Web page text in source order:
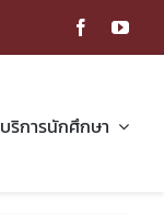
บริการนักศึกษา